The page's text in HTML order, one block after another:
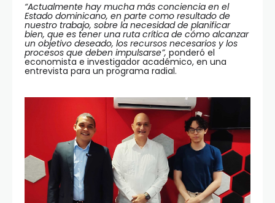
“Actualmente hay mucha más conciencia en el
Estado dominicano, en parte como resultado de
nuestro trabajo, sobre la necesidad de planificar
bien, que es tener una ruta crítica de cómo alcanzar
un objetivo deseado, los recursos necesarios y los
procesos que deben impulsarse”, ponderó el
economista e investigador académico, en una
entrevista para un programa radial.